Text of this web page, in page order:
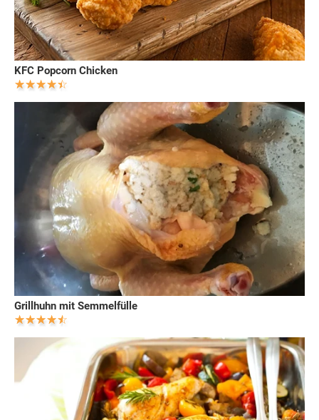
KFC Popcorn Chicken
Grillhuhn mit Semmelfülle